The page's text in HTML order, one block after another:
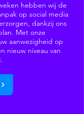
hebben wij de
op social media
dankzij ons
Met onze
aanwezigheid op
nieuw niveau van